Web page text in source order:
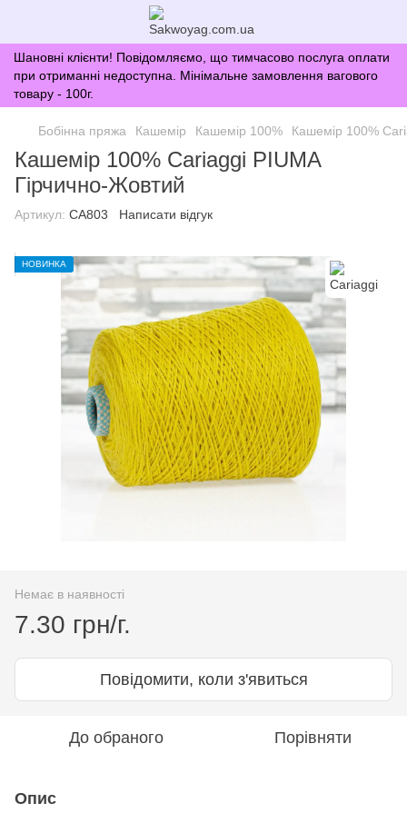
Шановні клієнти! Повідомляємо, що тимчасово послуга оплати
при отриманні недоступна. Мінімальне замовлення вагового
товару - 100г.
Бобінна пряжа Кашемір Кашемір 100% Кашемір 100%
Кашемір 100% Cariaggi PIUMA
Гірчично-Жовтий
Артикул: CA803 Написати відгук
НОВИНКА
Немає в наявності
7.30 грн/г.
Повідомити, коли з'явиться
До обраного Порівняти
Опис